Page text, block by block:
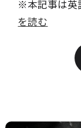
※本記事は英
を読む